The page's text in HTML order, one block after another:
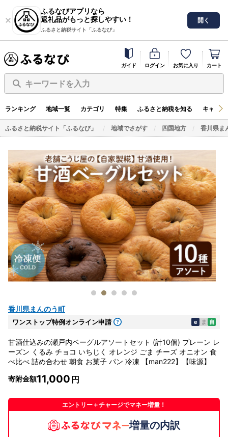
ふるなびアプリなら
返礼品がもっと探しやすい！
ふるさと納税サイト「ふるなび」
開く
ガイド ログイン お気に入り カート
キーワードを入力
ランキング 地域一覧 カテゴリ 特集 ふるさと納税を知る キャン
ふるさと納税サイト「ふるなび」 地域でさがす 四国地方 香川県ま
香川県まんのう町
ワンストップ特例オンライン申請 e ま 自
甘酒仕込みの瀬戸内ベーグルアソートセット (計10個) プレーン レ
ーズン くるみ チョコ いちじく オレンジ ごま チーズ オニオン 食
べ比べ 詰め合わせ 朝食 お菓子 パン 冷凍 【man222】【味源】
寄附金額11,000
エントリー＋チャージでマネー増量！
増量の内訳